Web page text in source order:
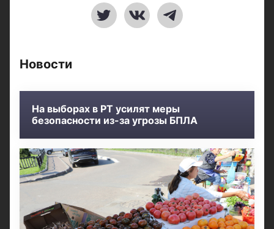
Новости
На выборах в РТ усилят меры
безопасности из-за угрозы БПЛА